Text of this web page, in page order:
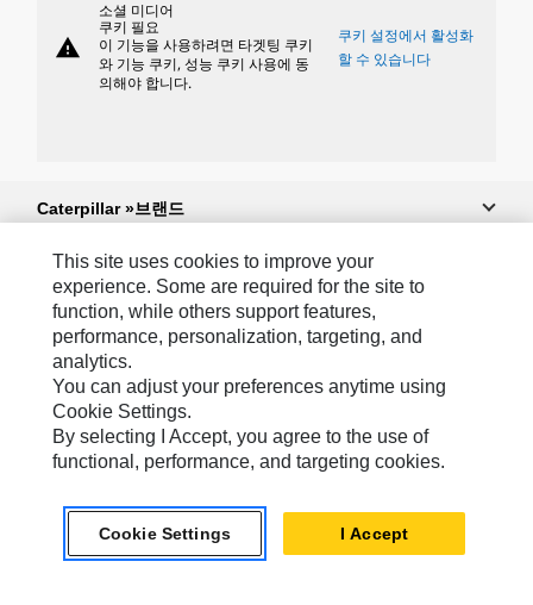
warning
소셜 미디어
쿠키 필요
이 기능을 사용하려면 타겟팅 쿠키
와 기능 쿠키, 성능 쿠키 사용에 동
의해야 합니다.
쿠키 설정에서 활성화
할 수 있습니다
Caterpillar »브랜드
Caterpillar.com
Caterpillar에 문의
내 마케팅 기본 설정
사이트 맵
Cookie Settings
개인정보취급방침
This site uses cookies to improve your
experience. Some are required for the site to
function, while others support features,
performance, personalization, targeting, and
analytics.
You can adjust your preferences anytime using
Cookie Settings.
By selecting I Accept, you agree to the use of
functional, performance, and targeting cookies.
Cookie Settings I Accept